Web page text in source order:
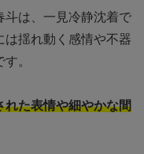
斗は、一見冷静沈着で
揺れ動く感情や不器
。
れた表情や細やかな間